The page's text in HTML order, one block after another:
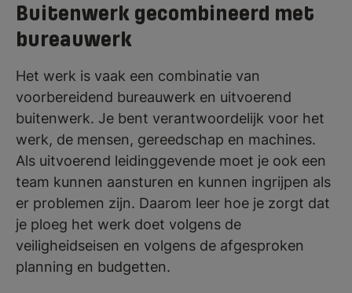
Buitenwerk gecombineerd met
bureauwerk
Het werk is vaak een combinatie van
voorbereidend bureauwerk en uitvoerend
buitenwerk. Je bent verantwoordelijk voor het
werk, de mensen, gereedschap en machines.
Als uitvoerend leidinggevende moet je ook een
team kunnen aansturen en kunnen ingrijpen als
er problemen zijn. Daarom leer hoe je zorgt dat
je ploeg het werk doet volgens de
veiligheidseisen en volgens de afgesproken
planning en budgetten.